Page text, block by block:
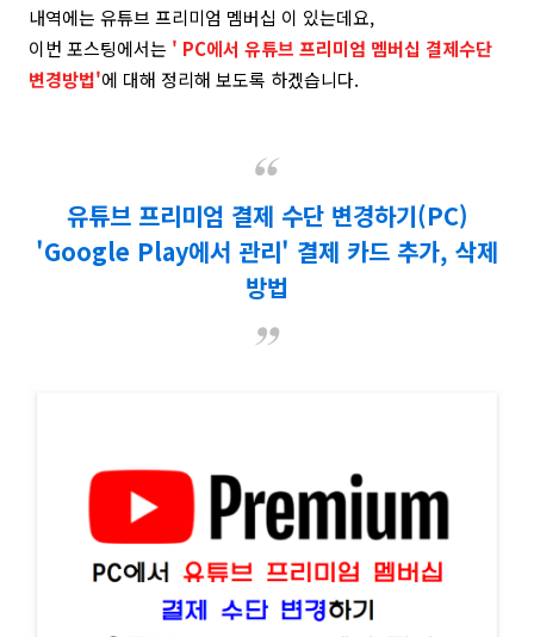
내역에는 유튜브 프리미엄 멤버십 이 있는데요,
이번 포스팅에서는 ' PC에서 유튜브 프리미엄 멤버십 결제수단
변경방법'에 대해 정리해 보도록 하겠습니다.
유튜브 프리미엄 결제 수단 변경하기(PC)
'Google Play에서 관리' 결제 카드 추가, 삭제
방법